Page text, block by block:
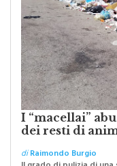
I “macellai”
dei resti di
diRaimondo Burgio
Il grado di pulizia di
civiltà dei cittadini